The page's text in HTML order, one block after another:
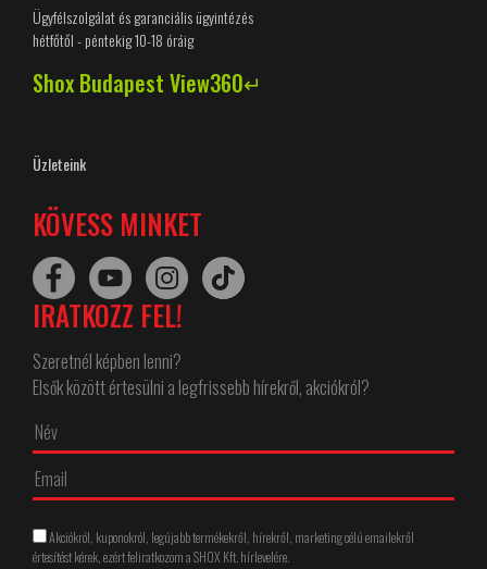
Ügyfélszolgálat és garanciális ügyintézés
hétfőtől - péntekig 10-18 óráig
Shox Budapest View360↵
Üzleteink
KÖVESS MINKET
IRATKOZZ FEL!
Szeretnél képben lenni?
Elsők között értesülni a legfrissebb hírekről, akciókról?
Akciókról, kuponokról, legújabb termékekről, hírekről, marketing célú emailekről
értesítést kérek, ezért feliratkozom a SHOX Kft. hírlevelére.